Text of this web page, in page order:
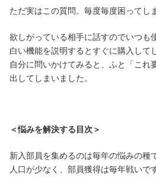
ただ実はこの質問。毎度毎度困ってし
欲しがっている相手に話すのでいつも
白い機能を説明するとすぐに購入して
自分に問いかけてみると、ふと「これ
出してしまいました。
＜悩みを解決する目次＞
新入部員を集めるのは毎年の悩みの種
人口が少なく、部員獲得は毎年戦いで